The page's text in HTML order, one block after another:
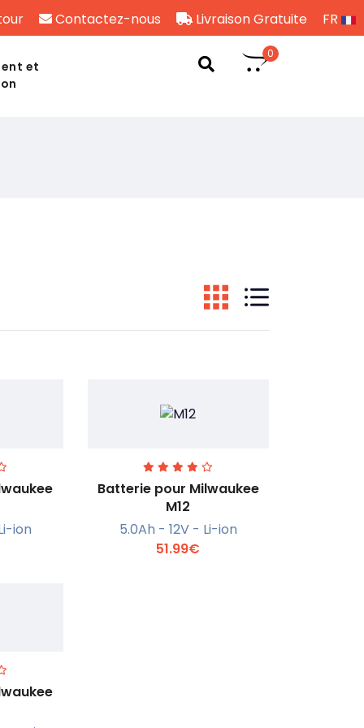
Contactez-nous Livraison Gratuite FR
et
0
+ion
En savoir +
Batterie pour Milwaukee
M12
5.0Ah - 12V - Li-ion
51.99€